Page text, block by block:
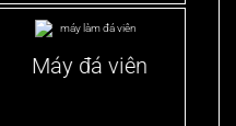
Máy đá viên